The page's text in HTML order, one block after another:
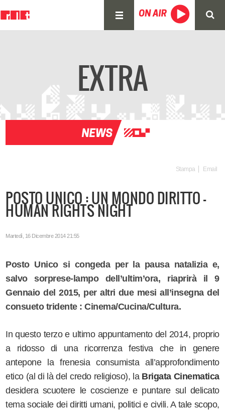
EXTRA
Stampa Email
POSTO UNICO : UN MONDO DIRITTO -
HUMAN RIGHTS NIGHT
Martedì, 16 Dicembre 2014 21:55
Posto Unico si congeda per la pausa natalizia e,
salvo sorprese-lampo dell’ultim’ora, riaprirà il 9
Gennaio del 2015, per altri due mesi all’insegna del
consueto tridente : Cinema/Cucina/Cultura.
In questo terzo e ultimo appuntamento del 2014, proprio
a ridosso di una ricorrenza festiva che in genere
antepone la frenesia consumista all’approfondimento
etico (al di là del credo religioso), la Brigata Cinematica
desidera scuotere le coscienze e puntare sul delicato
tema sociale dei diritti umani, politici e civili. A tale scopo,